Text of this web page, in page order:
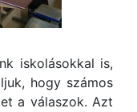
iskolásokkal is,
hogy számos
a válaszok. Azt